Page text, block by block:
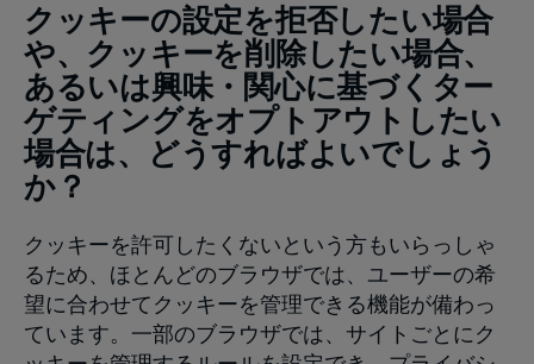
クッキーの設定を拒否したい場合
や、クッキーを削除したい場合、
あるいは興味・関心に基づくター
ゲティングをオプトアウトしたい
場合は、どうすればよいでしょう
か？
クッキーを許可したくないという方もいらっしゃ
るため、ほとんどのブラウザでは、ユーザーの希
望に合わせてクッキーを管理できる機能が備わっ
ています。一部のブラウザでは、サイトごとにク